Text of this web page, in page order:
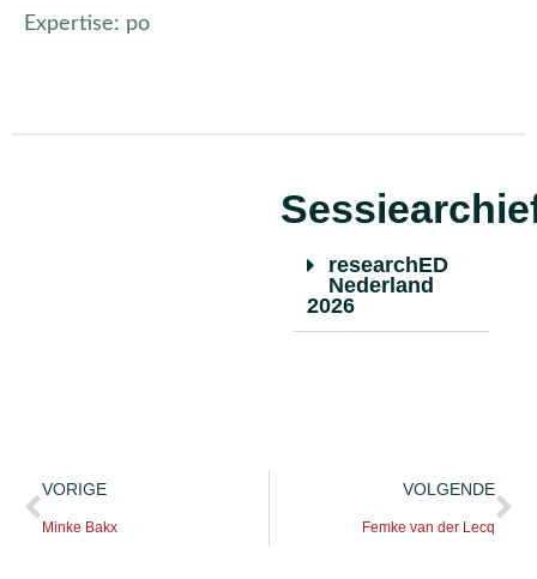
Expertise: po
researchED
Nederland
2026
VORIGE
Minke Bakx
VOLGENDE
Femke van der Lecq